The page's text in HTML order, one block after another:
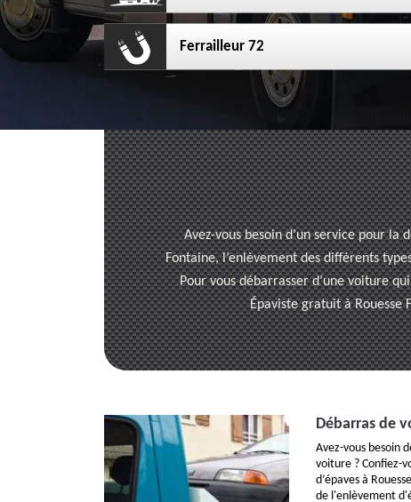
Ferrailleur 72
Avez-vous besoin d’un service pour la
Fontaine, l’enlèvement des différents
Pour vous débarrasser d’une voiture
Épaviste gratuit à Rouesse
Débarras de
Avez-vous besoin
voiture ? Confiez-
d’épaves à
de l'enlèvement